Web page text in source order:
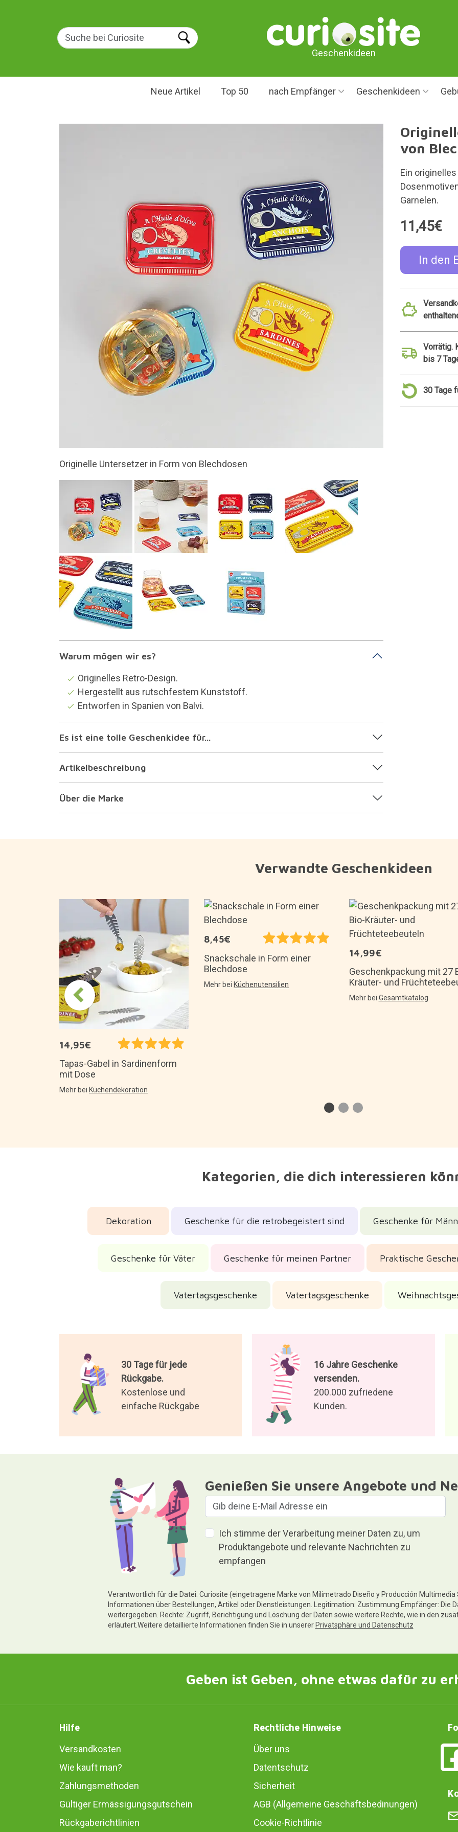
Geschenkideen
Neue Artikel Top 50 nach Empfänger Geschenkideen
Originelles und lustiges Design
von
Ein
Garnelen.
11,45€
In den
Vorrätig.
bis 7
30 Tage
Warum mögen wir es?
Originelles Retro-Design.
Hergestellt aus rutschfestem Kunststoff.
Entworfen in Spanien von Balvi.
Es ist eine tolle Geschenkidee für...
Artikelbeschreibung
Über die Marke
Verwandte Geschenkideen
14,95€
Tapas-Gabel in Sardinenform
mit Dose
Mehr bei Küchendekoration
8,45€
Snackschale in Form einer
Blechdose
Mehr bei Küchenutensilien
14,99€
Geschenkpackung mit 27
Kräuter- und
Mehr bei Gesamtkatalog
Kategorien, die dich interessieren
Dekoration Geschenke für die retrobegeistert sind Geschenke für
Geschenke für Väter Geschenke für meinen Partner Praktische
Vatertagsgeschenke Vatertagsgeschenke
30 Tage für jede
Rückgabe.
Kostenlose und
einfache Rückgabe
16 Jahre Geschenke
versenden.
200.000 zufriedene
Kunden.
Genießen Sie unsere Angebote und
Ich stimme der Verarbeitung meiner Daten zu, um
Produktangebote und relevante Nachrichten zu
empfangen
Verantwortlich für die Datei: Curiosite (eingetragene Marke von Milimetrado Diseño y Producción Multimedia
Informationen über Bestellungen, Artikel oder Dienstleistungen. Legitimation: Zustimmung.Empfänger: Die
weitergegeben. Rechte: Zugriff, Berichtigung und Löschung der Daten sowie weitere Rechte, wie in den
erläutert.Weitere detaillierte Informationen finden Sie in unserer Privatsphäre und Datenschutz
Geben ist Geben, ohne etwas dafür zu
Hilfe
Versandkosten
Wie kauft man?
Zahlungsmethoden
Gültiger Ermässigungsgutschein
Rückgaberichtlinien
Rechtliche Hinweise
Über uns
Datentschutz
Sicherheit
AGB (Allgemeine Geschäftsbedinungen)
Cookie-Richtlinie